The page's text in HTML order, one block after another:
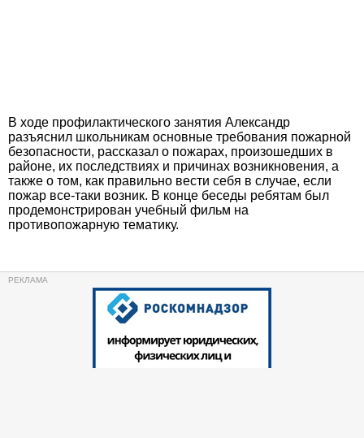
В ходе профилактического занятия Александр
разъяснил школьникам основные требования пожарной
безопасности, рассказал о пожарах, произошедших в
районе, их последствиях и причинах возникновения, а
также о том, как правильно вести себя в случае, если
пожар все-таки возник. В конце беседы ребятам был
продемонстрирован учебный фильм на
противопожарную тематику.